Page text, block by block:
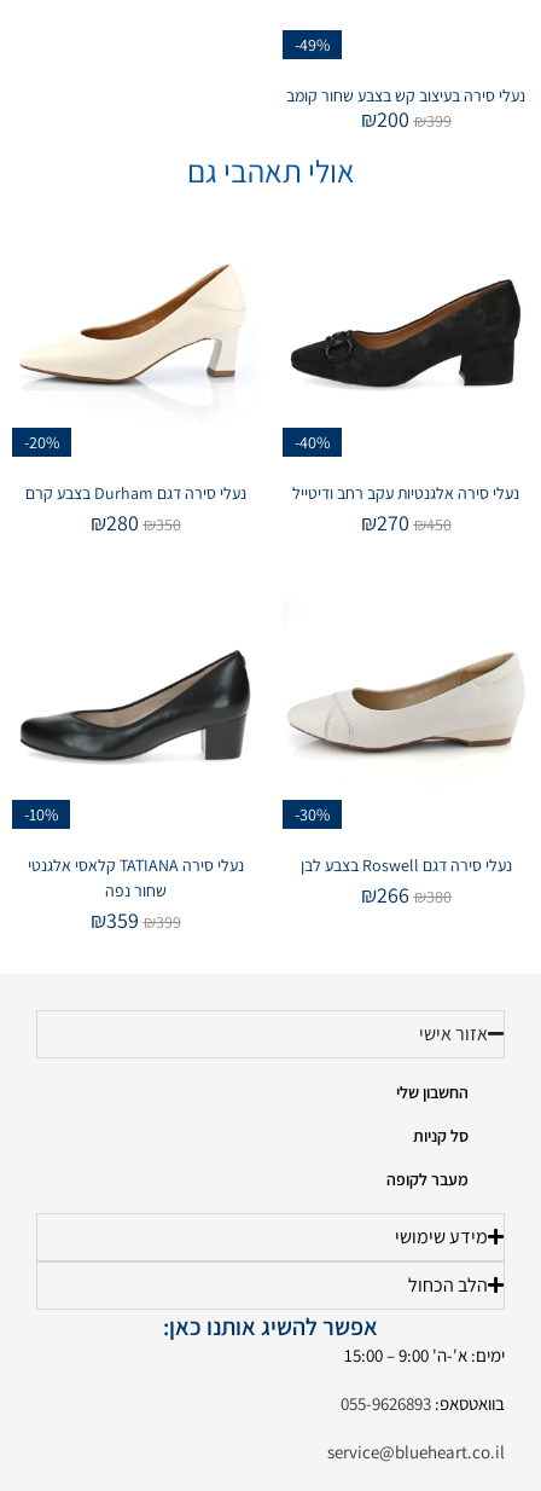
-49%
נעלי סירה בעיצוב קש בצבע שחור קומב
₪399
₪200
אולי תאהבי גם
-40%
נעלי סירה אלגנטיות עקב רחב ודיטייל
₪450
₪270
-20%
נעלי סירה דגם Durham בצבע קרם
₪350
₪280
-30%
נעלי סירה דגם Roswell בצבע לבן
₪380
₪266
-10%
נעלי סירה TATIANA קלאסי אלגנטי
שחור נפה
₪399
₪359
אזור אישי
החשבון שלי
סל קניות
מעבר לקופה
מידע שימושי
הלב הכחול
אפשר להשיג אותנו כאן:
ימים: א'-ה' 9:00 – 15:00
בוואטסאפ: 055-9626893
service@blueheart.co.il